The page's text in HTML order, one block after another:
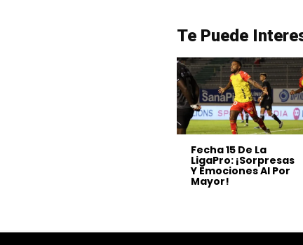
Te Puede
Fecha 15 De La
LigaPro: ¡Sorpresas
Y Emociones Al Por
Mayor!